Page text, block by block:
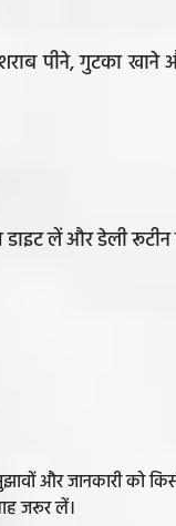
पीने, गुटका
लें और डेली रूटीन
और जानकारी को
जरूर लें।